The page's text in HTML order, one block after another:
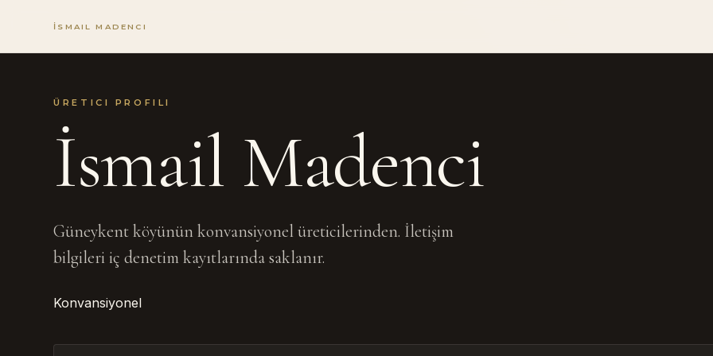
İSMAIL MADENCI
ÜRETICI PROFILI
İsmail Madenci
Güneykent köyünün konvansiyonel üreticilerinden. İletişim
bilgileri iç denetim kayıtlarında saklanır.
Konvansiyonel